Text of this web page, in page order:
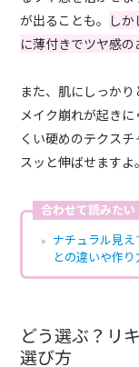
が出ることも。 し
に薄付きでツヤ感の
また、肌にしっかり
メイク崩れが起き
くい硬めのテクス
スッと伸ばせますよ。
合わせて読みたい
ナチュラル見
との違いや作
どう選ぶ？リ
選び方